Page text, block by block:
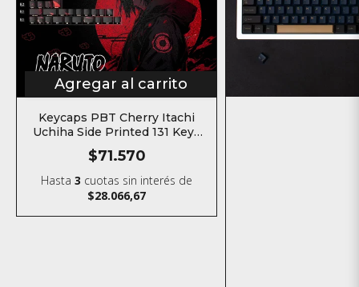
Agregar al carrito
Keycaps PBT Cherry Itachi
Uchiha Side Printed 131 Keys
$71.570
Hasta3 cuotas sin interés de
$28.066,67